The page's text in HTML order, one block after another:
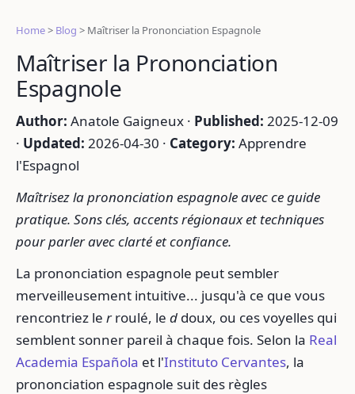
Home> Blog > Maîtriser la Prononciation Espagnole
Maîtriser la Prononciation
Espagnole
Author: Anatole Gaigneux · Published: 2025-12-09
· Updated: 2026-04-30 · Category: Apprendre
l'Espagnol
Maîtrisez la prononciation espagnole avec ce guide
pratique. Sons clés, accents régionaux et techniques
pour parler avec clarté et confiance.
La prononciation espagnole peut sembler
merveilleusement intuitive... jusqu'à ce que vous
rencontriez le rroulé, le d doux, ou ces voyelles qui
semblent sonner pareil à chaque fois. Selon la Real
Academia Española et l'Instituto Cervantes, la
prononciation espagnole suit des règles